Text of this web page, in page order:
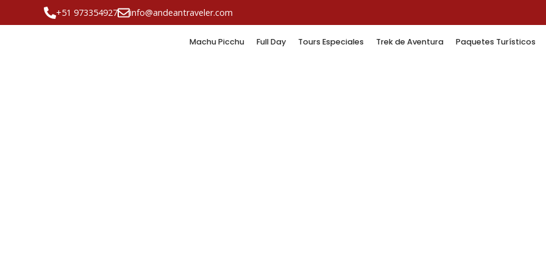
+51 973354927 info@andeantraveler.com
Machu Picchu Full Day Tours Especiales Trek de Aventura Paquetes Turísticos